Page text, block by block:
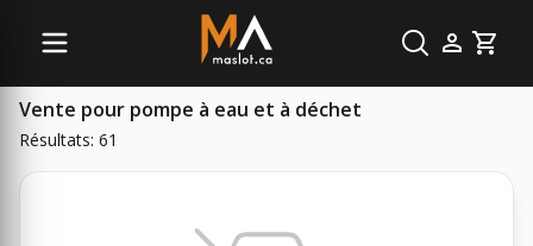
Cart
Sous-catégories
Vente pour pompe à eau et à déchet
Résultats: 61